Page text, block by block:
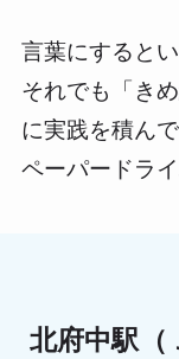
言葉にすると
それでも「き
に実践を積ん
ペーパードラ
北府中駅（